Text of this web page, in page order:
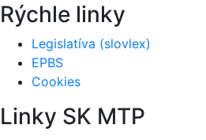
Rýchle linky
Legislatíva (slovlex)
EPBS
Cookies
Linky SK MTP